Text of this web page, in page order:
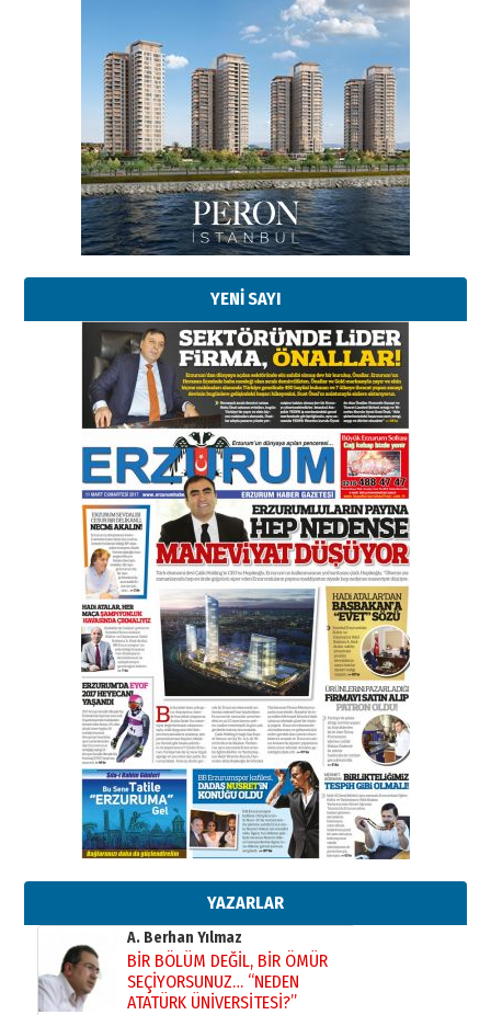
YENİ SAYI
YAZARLAR
Esat BİNDESEN
Başkan Sekmen’den Erzurum’a
bir vizyon proje daha!
02 Ağustos 2026 Pazar
Kadir SABUNCUOĞLU
Erzurumspor’un köşe taşları
29 Haziran 2026 Pazartesi
Kenan GÜLERCİ
Murat Şahsuvaroğlu ERKON’da
çıtayı yukarı taşırken,
yönetimdekiler aşağı
çekmemeli!
17 Şubat 2026 SalıOrhan BOZKURT
Bir fotoğraf, bir şehir, bir
gazeteci… Dizginler kimin
A. Berhan Yılmaz
BİR BÖLÜM DEĞİL, BİR ÖMÜR
SEÇİYORSUNUZ… “NEDEN
ATATÜRK ÜNİVERSİTESİ?”